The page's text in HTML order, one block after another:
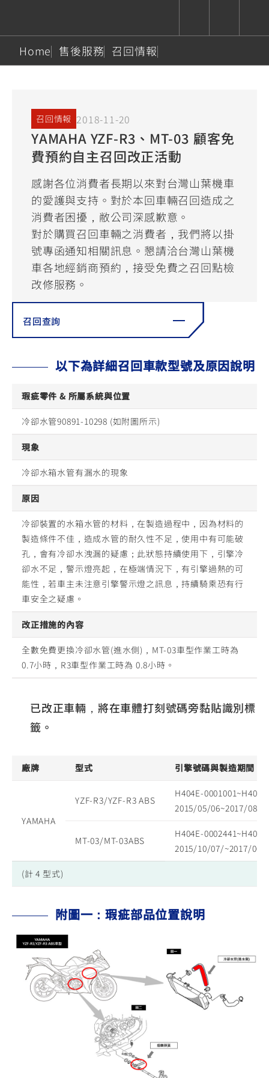
Super
Sport
Naked
YZF-R9
550+
YZF-R7
550+
YZF-R3
150
MT-
09
Y-
AMT
550+
MT-
09
550+
MT-
MT-
03
XSR
550+
XSR
155
150
Premium Sport Fashion
TMAX
550+
XMAX
251~549
NMAX
150
CYGNUS
XR
150
CYGNUS
X
125
RS NEO
125
Limi
125
Vinoora
125
BW'S
PW50
50
AXIS
Zii
125
JOG
125
CUXiE
追蹤愛車
我的愛車 瀏覽紀錄
Home 售後服務 召回情報
召回情報 2018-11-20
YAMAHA YZF-R3、MT-03 顧客免
費預約自主召回改正活動
感謝各位消費者長期以來對台灣山葉機車
的愛護與支持。對於本回車輛召回造成之
消費者困擾，敝公司深感歉意。
對於購買召回車輛之消費者，我們將以掛
號專函通知相關訊息。懇請洽台灣山葉機
車各地經銷商預約，接受免費之召回點檢
改修服務。
召回查詢
以下為詳細召回車款型號及原因說明
瑕疵零件 & 所屬系統與位置
冷卻水管90891-10298 (如附圖所示)
現象
冷卻水箱水管有漏水的現象
原因
冷卻裝置的水箱水管的材料，在製造過程中，因為材料的
製造條件不佳，造成水管的耐久性不足，使用中有可能破
孔，會有冷卻水洩漏的疑慮；此狀態持續使用下，引擎冷
卻水不足，警示燈亮起，在極端情況下，有引擎過熱的可
能性，若車主未注意引擎警示燈之訊息，持續騎乘恐有行
車安全之疑慮。
改正措施的內容
全數免費更換冷卻水管(進水側)，MT-03車型作業工時為
0.7小時，R3車型作業工時為 0.8小時。
已改正車輛，將在車體打刻號碼旁黏貼識別標
籤。
廠牌 型式 引擎號碼與製造期間
YAMAHA
YZF-R3/YZF-R3 ABS
H404E-
2015/05/06~2017/08/
MT-03/MT-03ABS
H404E-
2015/10/07/~2017/06/
(計 4 型式)
附圖一：瑕疵部品位置說明